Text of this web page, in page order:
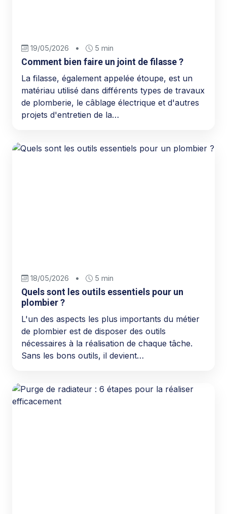
19/05/2026 • 5 min
Comment bien faire un joint de filasse ?
La filasse, également appelée étoupe, est un
matériau utilisé dans différents types de travaux
de plomberie, le câblage électrique et d'autres
projets d'entretien de la…
18/05/2026 • 5 min
Quels sont les outils essentiels pour un
plombier ?
L'un des aspects les plus importants du métier
de plombier est de disposer des outils
nécessaires à la réalisation de chaque tâche.
Sans les bons outils, il devient…